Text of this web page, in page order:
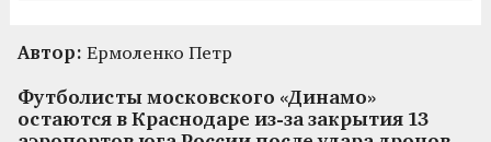
Автор: Ермоленко Петр
Футболисты московского «Динамо»
остаются в Краснодаре из-за закрытия 13